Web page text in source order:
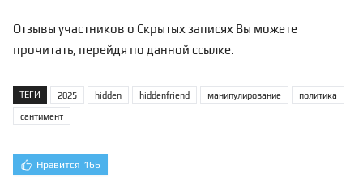
Отзывы участников о Скрытых записях Вы можете
прочитать, перейдя по данной ссылке.
ТЕГИ 2025 hidden hiddenfriend манипулирование политика
сантимент
Нравится 166